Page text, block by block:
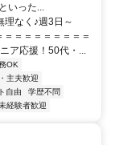
いった...
理なく♪週3日～
＝＝＝＝＝＝＝＝＝
ア応援！50代・...
OK
主夫歓迎
自由
学歴不問
経験者歓迎